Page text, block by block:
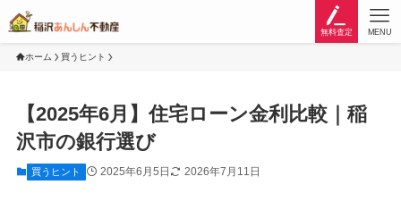
無料査定 MENU
ホーム 買うヒント
【2025年6月】住宅ローン金利比較｜稲
沢市の銀行選び
買うヒント 2025年6月5日 2026年7月11日